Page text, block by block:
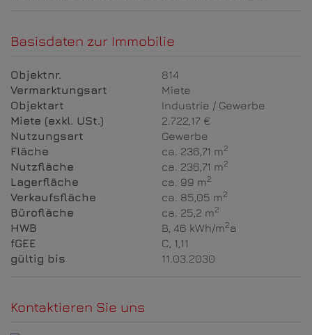
Basisdaten zur Immobilie
Objektnr.
814
Vermarktungsart
Miete
Objektart
Industrie / Gewerbe
Miete (exkl. USt.)
2.722,17 €
Nutzungsart
Gewerbe
Fläche
ca. 236,71 m2
Nutzfläche ca. 236,71 m2
Lagerfläche ca. 99 m2
Verkaufsfläche ca. 85,05 m2
Bürofläche ca. 25,2 m2
HWB B, 46 kWh/m2a
fGEE
C, 1,11
gültig bis
11.03.2030
Kontaktieren Sie uns